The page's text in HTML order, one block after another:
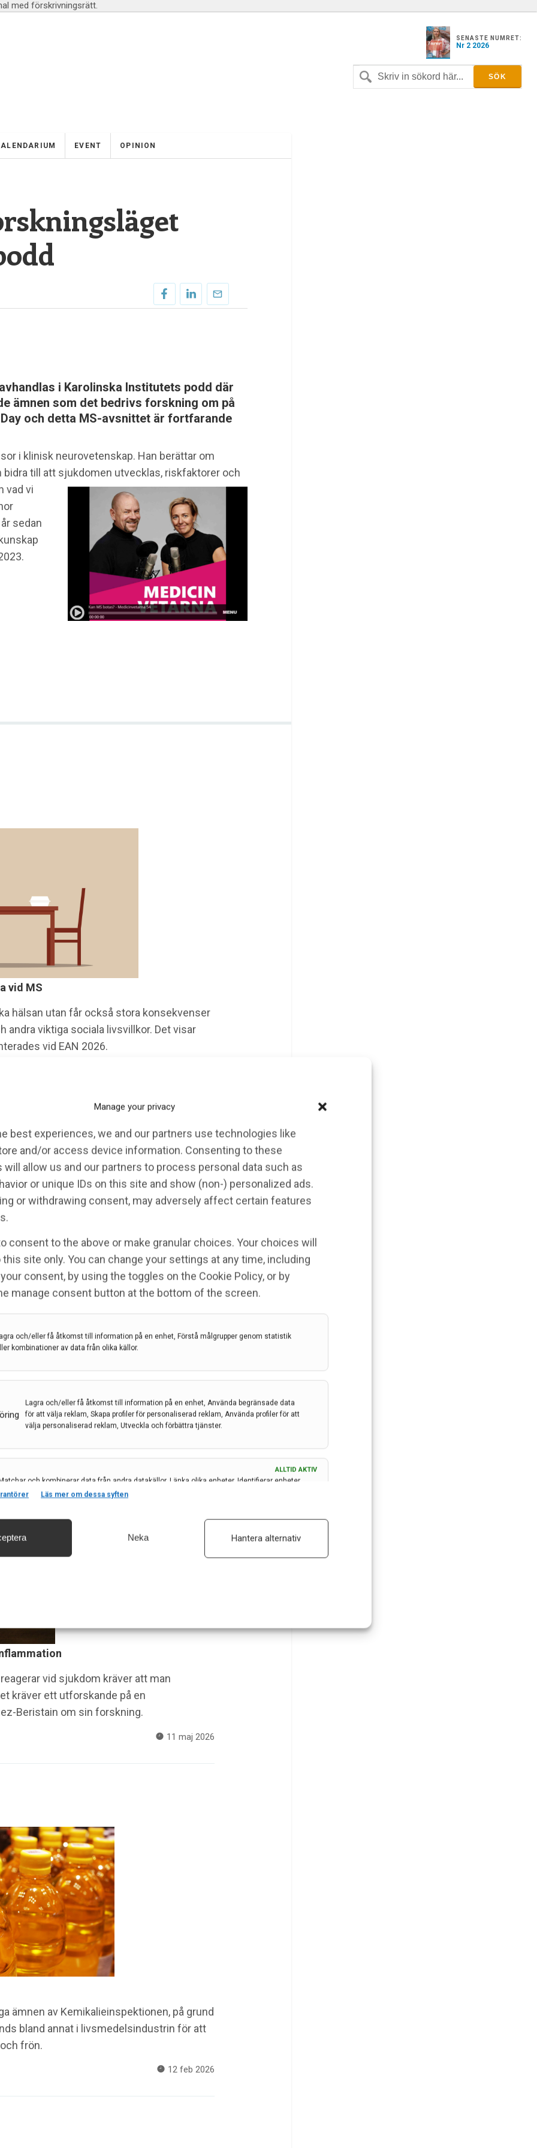
Manage your privacy
best experiences, we and our partners use technologies like
and/or access device information. Consenting to these
allow us and our partners to process personal data such as
or unique IDs on this site and show (non-) personalized ads.
or withdrawing consent, may adversely affect certain features
consent to the above or make granular choices. Your choices will
this site only. You can change your settings at any time, including
consent, by using the toggles on the Cookie Policy, or by
manage consent button at the bottom of the screen.
och/eller få åtkomst till information på en enhet, Förstå målgrupper genom statistik
kombinationer av data från olika källor.
Lagra och/eller få åtkomst till information på en enhet, Använda begränsade data
för att välja reklam, Skapa profiler för personaliserad reklam, Använda profiler för att
välja personaliserad reklam, Utveckla och förbättra tjänster.
ALLTID AKTIV
och kombinerar data från andra datakällor, Länka olika enheter, Identifierar enheter
på information som överförs automatiskt.
och meddela dina integritetsval.
ALLTID AKTIV
Läs mer om dessa syften
Neka Hantera alternativ
med förskrivningsrätt.
SENASTE NUMRET:
Nr 2 2026
EVENT OPINION
i Karolinska Institutets podd där
ämnen som det bedrivs forskning om på
och detta MS-avsnittet är fortfarande
i klinisk neurovetenskap. Han berättar om
till att sjukdomen utvecklas, riskfaktorer och
vad vi
sedan
vid MS
hälsan utan får också stora konsekvenser
andra viktiga sociala livsvillkor. Det visar
vid EAN 2026.
träffar vi neurolog Nicolae Dandu, från
och vården av patienter med MS
här.
29 maj 2026
vid sjukdom kräver att man
kräver ett utforskande på en
Beristain om sin forskning.
11 maj 2026
ämnen av Kemikalieinspektionen, på grund
bland annat i livsmedelsindustrin för att
frön.
12 feb 2026